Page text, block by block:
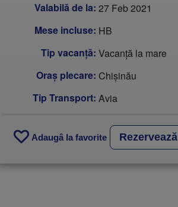
Valabilă de la: 27 Feb 2021
Mese incluse: HB
Tip vacanţă: Vacanţă la mare
Oraș plecare: Chişinău
Tip Transport: Avia
Adaugâ la favorite Rezervează